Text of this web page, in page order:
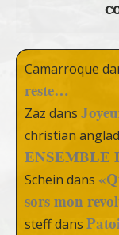
Camarroque
reste…
Zaz dans
christian
ENSEMBLE
Schein dans
sors mon
steffdans